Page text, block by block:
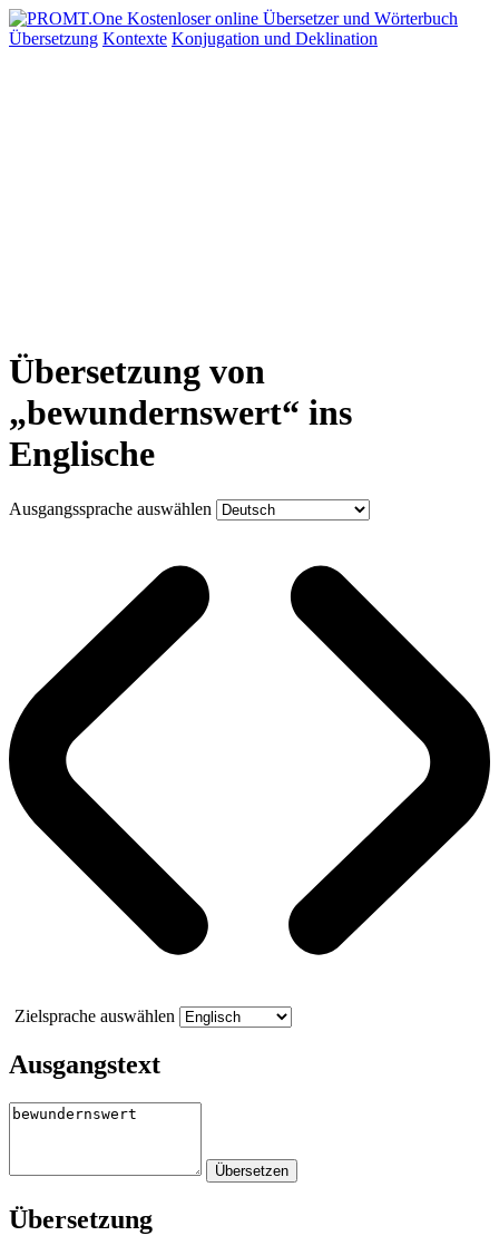
Übersetzung Kontexte Konjugation und Deklination
Übersetzung von
„bewundernswert“ ins
Englische
Ausgangssprache auswählen
Zielsprache auswählen
Ausgangstext
Übersetzung